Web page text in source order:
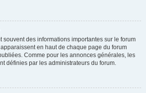
souvent des informations importantes sur le forum
en haut de chaque page du forum
Comme pour les annonces générales, les
définies par les administrateurs du forum.